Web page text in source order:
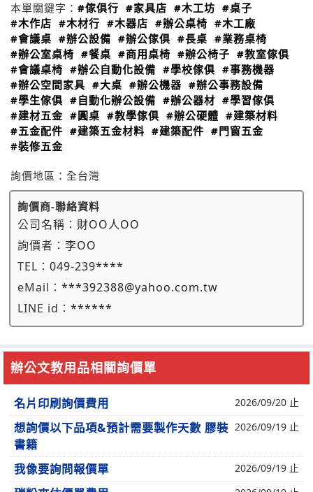
本單關鍵字： #傢俱行 #家具店 #木工坊 #桌子
#木作店 #木材行 #木器店 #辦公桌椅 #木工廠
#會議桌 #辦公設備 #辦公傢俱 #長桌 #業務桌椅
#辦公室桌椅 #餐桌 #商用桌椅 #辦公椅子 #教室傢俱
#會議桌椅 #辦公自動化設備 #學校傢俱 #事務機器
#辦公空間家具 #大桌 #辦公機器 #辦公事務設備
#學生傢俱 #自動化辦公設備 #辦公器材 #學習傢俱
#建材五金 #圓桌 #教學傢俱 #辦公硬體 #建築材料
#五金配件 #建築五金材料 #建築配件 #門窗五金
#裝修五金
詢價地區： 全台灣
詢價商-聯絡資料
公司名稱： 財OO人OO
詢價者： 李OO
TEL： 049-239****
eMail： ***392388@yahoo.com.tw
LINE id： ******
辦公文教用品相關詢價單
名片印刷詢價費用 2026/09/20 止
想詢價以下品項&預計需要製作天數 膠裝
書籍
2026/09/19 止
我像要詢問報價單 2026/09/19 止